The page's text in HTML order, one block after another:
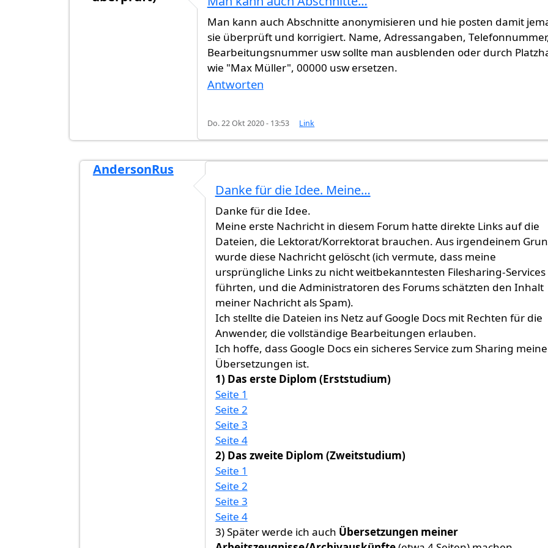
Man kann auch Abschnitte anonymisieren und hie posten damit
sie überprüft und korrigiert. Name, Adressangaben,
Bearbeitungsnummer usw sollte man ausblenden oder durch
wie "Max Müller", 00000 usw ersetzen.
Antworten
Do. 22 Okt 2020 - 13:53 Link
AndersonRus
Man kann auch Abschnitte… vonGast (nicht überprüft)
Danke für die Idee. Meine…
Danke für die Idee.
Meine erste Nachricht in diesem Forum hatte direkte Links auf die
Dateien, die Lektorat/Korrektorat brauchen. Aus irgendeinem
wurde diese Nachricht gelöscht (ich vermute, dass meine
ursprüngliche Links zu nicht weitbekanntesten Filesharing-Services
führten, und die Administratoren des Forums schätzten den Inhalt
meiner Nachricht als Spam).
Ich stellte die Dateien ins Netz auf Google Docs mit Rechten für die
Anwender, die vollständige Bearbeitungen erlauben.
Ich hoffe, dass Google Docs ein sicheres Service zum Sharing
Übersetzungen ist.
1) Das erste Diplom (Erststudium)
Seite 1
Seite 2
Seite 3
Seite 4
2) Das zweite Diplom (Zweitstudium)
Seite 1
Seite 2
Seite 3
Seite 4
3) Später werde ich auch Übersetzungen meiner